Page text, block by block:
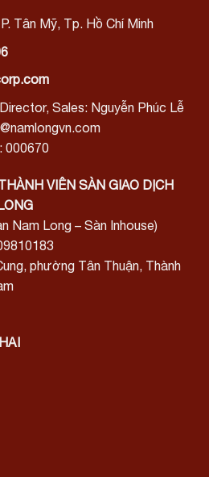
Tân Mỹ, Tp. Hồ Chí Minh
Sales: Nguyễn Phúc Lễ
000670
VIÊN SÀN GIAO DỊCH
Nam Long – Sàn Inhouse)
phường Tân Thuận, Thành